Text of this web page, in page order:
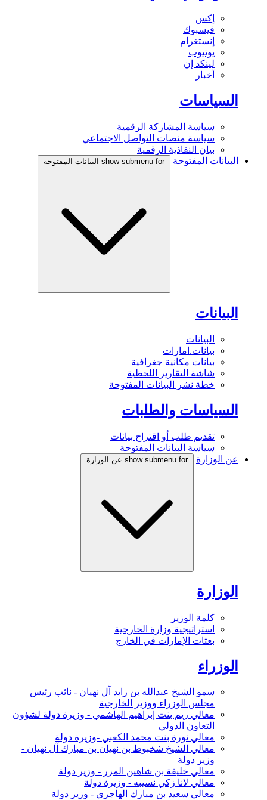
إكس
فيسبوك
إنستغرام
يوتيوب
لينكد إن
أخبار
السياسات
سياسة المشاركة الرقمية
سياسة منصات التواصل الاجتماعي
بيان النفاذية الرقمية
البيانات المفتوحة
show submenu for البيانات المفتوحة
البيانات
البيانات
بيانات.امارات
بيانات مكانية جغرافية
شاشة التقارير اللحظية
خطة نشر البيانات المفتوحة
السياسات والطلبات
تقديم طلب أو اقتراح بيانات
سياسة البيانات المفتوحة
عن الوزارة
show submenu for عن الوزارة
الوزارة
كلمة الوزير
استراتيجية وزارة الخارجية
بعثات الإمارات في الخارج
الوزراء
سمو الشيخ عبدالله بن زايد آل نهيان - نائب رئيس
مجلس الوزراء ووزير الخارجية
معالي ريم بنت إبراهيم الهاشمي - وزيرة دولة لشؤون
التعاون الدولي
معالي نورة بنت محمد الكعبي -وزيرة دولة
معالي الشيخ شخبوط بن نهيان بن مبارك آل نهيان -
وزير دولة
معالي خليفة بن شاهين المرر - وزير دولة
معالي لانا زكي نسيبه - وزيرة دولة
معالي سعيد بن مبارك الهاجري - وزير دولة